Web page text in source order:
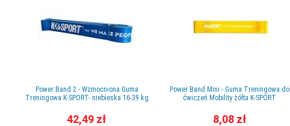
Power Band 2 - Wzmocniona Guma
Treningowa K-SPORT- niebieska 16-39 kg
42,49 zł
Power Band Mini - Guma Treningowa do
ćwiczeń Mobility żółta K-SPORT
8,08 zł